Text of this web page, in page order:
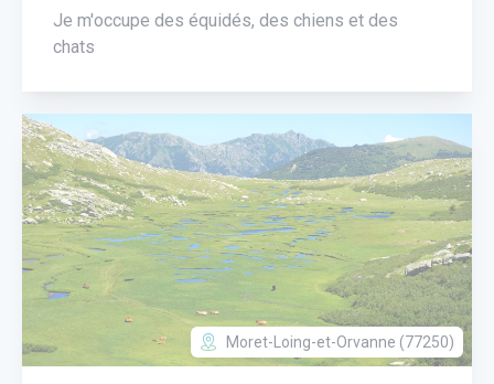
Je m'occupe des équidés, des chiens et des
chats
Moret-Loing-et-Orvanne (77250)